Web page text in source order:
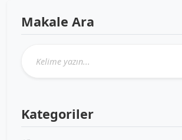
Makale Ara
Kategoriler